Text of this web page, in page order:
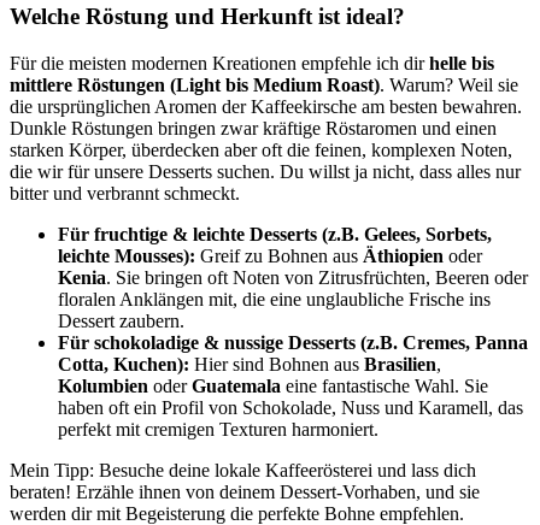
Welche Röstung und Herkunft ist ideal?
Für die meisten modernen Kreationen empfehle ich dirhelle bis
mittlere Röstungen (Light bis Medium Roast). Warum? Weil sie
die ursprünglichen Aromen der Kaffeekirsche am besten bewahren.
Dunkle Röstungen bringen zwar kräftige Röstaromen und einen
starken Körper, überdecken aber oft die feinen, komplexen Noten,
die wir für unsere Desserts suchen. Du willst ja nicht, dass alles nur
bitter und verbrannt schmeckt.
Für fruchtige & leichte Desserts (z.B. Gelees, Sorbets,
leichte Mousses): Greif zu Bohnen aus Äthiopien oder
Kenia. Sie bringen oft Noten von Zitrusfrüchten, Beeren oder
floralen Anklängen mit, die eine unglaubliche Frische ins
Dessert zaubern.
Für schokoladige & nussige Desserts (z.B. Cremes, Panna
Cotta, Kuchen): Hier sind Bohnen aus Brasilien,
Kolumbien oderGuatemala eine fantastische Wahl. Sie
haben oft ein Profil von Schokolade, Nuss und Karamell, das
perfekt mit cremigen Texturen harmoniert.
Mein Tipp: Besuche deine lokale Kaffeerösterei und lass dich
beraten! Erzähle ihnen von deinem Dessert-Vorhaben, und sie
werden dir mit Begeisterung die perfekte Bohne empfehlen.